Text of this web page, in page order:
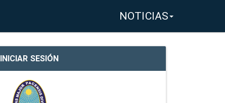
NOTICIAS
INICIAR SESIÓN